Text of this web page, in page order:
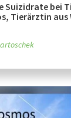
Suizidrate bei
Tierärztin aus